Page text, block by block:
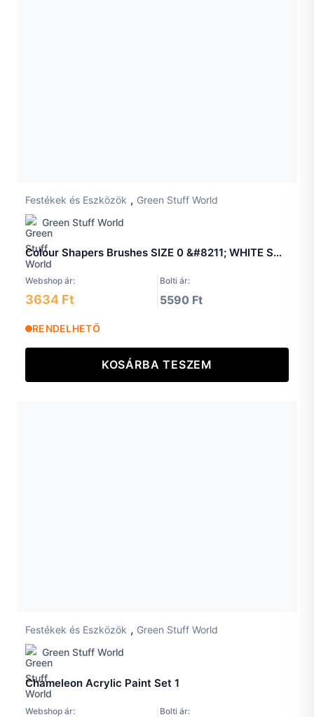
Festékek és Eszközök , Green Stuff World
Green Stuff World
Colour Shapers Brushes SIZE 0 &#8211; WHITE SOFT
Webshop ár: Bolti ár:
3634 Ft 5590 Ft
RENDELHETŐ
KOSÁRBA TESZEM
Festékek és Eszközök , Green Stuff World
Green Stuff World
Chameleon Acrylic Paint Set 1
Webshop ár: Bolti ár: